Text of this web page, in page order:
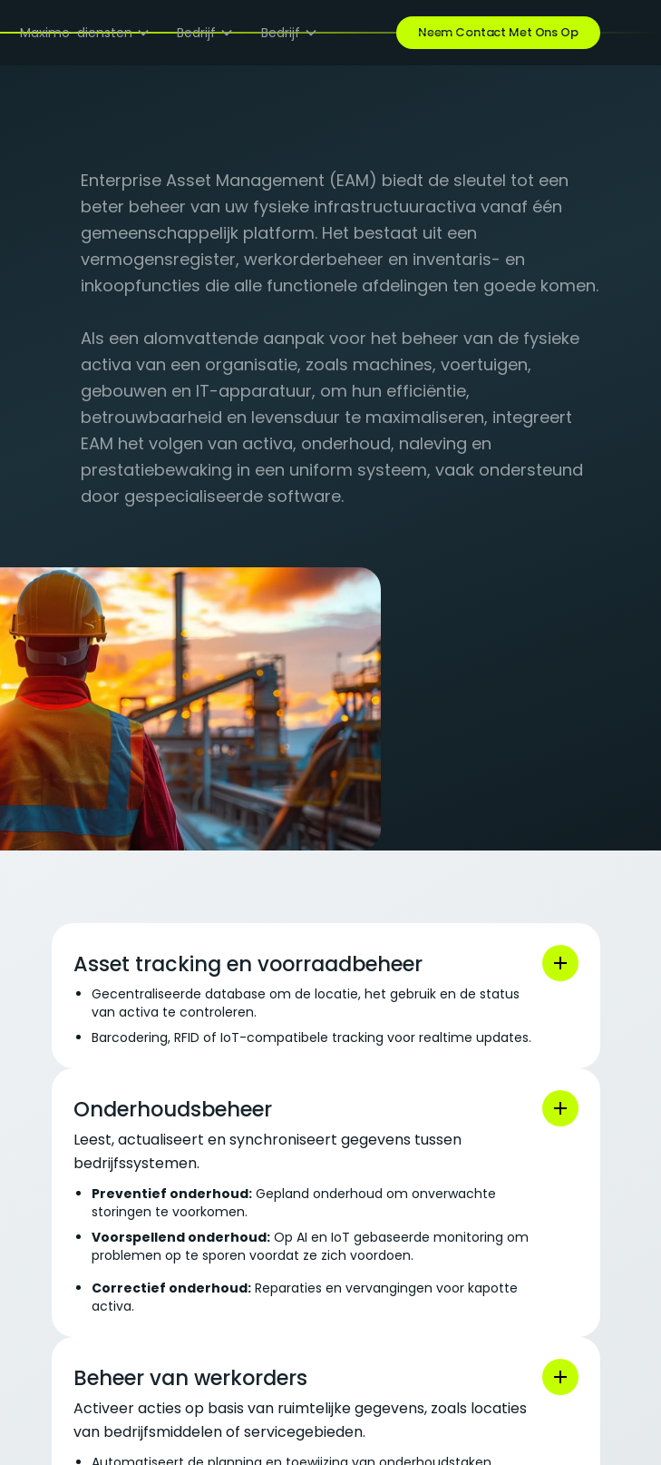
Maximo-diensten Bedrijf Bedrijf Neem Contact Met Ons Op
Enterprise Asset Management (EAM) biedt de sleutel tot een
beter beheer van uw fysieke infrastructuuractiva vanaf één
gemeenschappelijk platform. Het bestaat uit een
vermogensregister, werkorderbeheer en inventaris- en
inkoopfuncties die alle functionele afdelingen ten goede komen.
Als een alomvattende aanpak voor het beheer van de fysieke
activa van een organisatie, zoals machines, voertuigen,
gebouwen en IT-apparatuur, om hun efficiëntie,
betrouwbaarheid en levensduur te maximaliseren, integreert
EAM het volgen van activa, onderhoud, naleving en
prestatiebewaking in een uniform systeem, vaak ondersteund
door gespecialiseerde software.
Asset tracking en voorraadbeheer
Gecentraliseerde database om de locatie, het gebruik en de status
van activa te controleren.
Barcodering, RFID of IoT-compatibele tracking voor realtime updates.
Onderhoudsbeheer
Leest, actualiseert en synchroniseert gegevens tussen
bedrijfssystemen.
Preventief onderhoud: Gepland onderhoud om onverwachte
storingen te voorkomen.
Voorspellend onderhoud: Op AI en IoT gebaseerde monitoring om
problemen op te sporen voordat ze zich voordoen.
Correctief onderhoud: Reparaties en vervangingen voor kapotte
activa.
Beheer van werkorders
Activeer acties op basis van ruimtelijke gegevens, zoals locaties
van bedrijfsmiddelen of servicegebieden.